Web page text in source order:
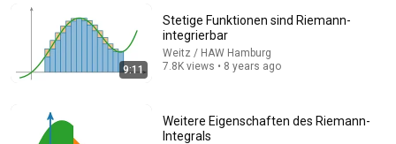
Die schönsten Beweise der Riemannschen
Vermutung (und noch mehr!)
9:11
Stetige Funktionen sind Riemann-
integrierbar
Weitz / HAW Hamburg
7.8K views • 8 years ago
Weitere Eigenschaften des Riemann-
Integrals